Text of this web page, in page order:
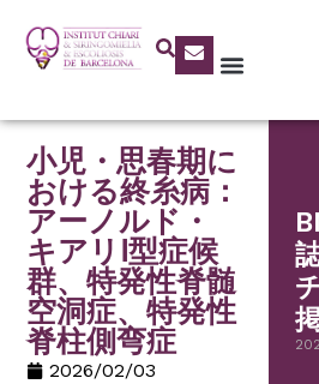
小児・思春期に
おける終糸病：
アーノルド・
キアリⅠ型症候
群、特発性脊髄
空洞症、特発性
脊柱側弯症
2026/02/03